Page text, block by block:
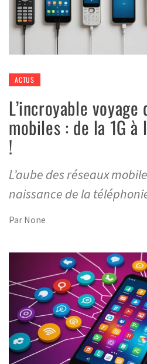
ACTUS
L’incroyable voyage
mobiles : de la 1G
!
L’aube des réseaux
naissance de la
Par None